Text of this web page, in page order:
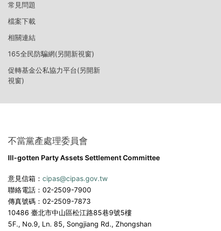
常見問題
檔案下載
相關連結
165全民防騙網(另開新視窗)
促轉基金公私協力平台(另開新
視窗)
不當黨產處理委員會
Ill-gotten Party Assets Settlement Committee
意見信箱： cipas@cipas.gov.tw
聯絡電話：02-2509-7900
傳真號碼：02-2509-7873
10486 臺北市中山區松江路85巷9號5樓
5F., No.9, Ln. 85, Songjiang Rd., Zhongshan